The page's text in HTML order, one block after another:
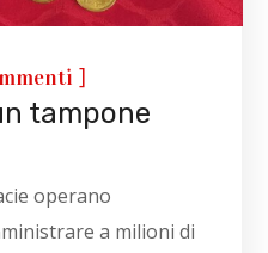
]
tampone
operano
a milioni di